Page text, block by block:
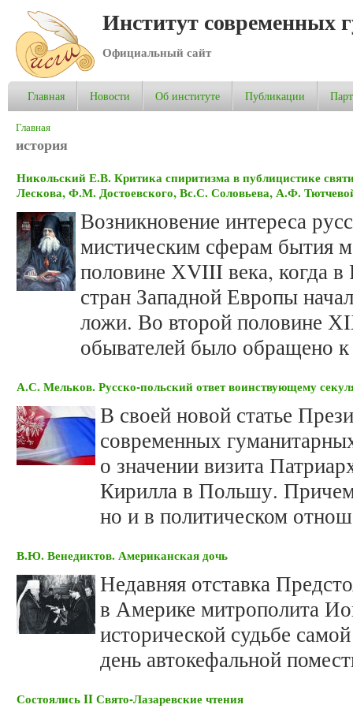
Институт современных
Официальный сайт
Главная Новости Об институте Публикации
Вы здесь
Главная
история
Никольский Е.В. Критика спиритизма в публицистике
Лескова, Ф.М. Достоевского, Вс.С. Соловьева, А.Ф.
Возникновение интереса
мистическим сферам бытия
половине ХVIII века, когда
стран Западной Европы
ложи. Во второй половине
обывателей было обращено
А.С. Мельков. Русско-польский ответ воинствующему
В своей новой статье
современных
о значении визита
Кирилла в Польшу.
но и в политическом
В.Ю. Венедиктов. Американская дочь
Недавняя отставка
в Америке митрополита
исторической судьбе
день автокефальной
Состоялись II Свято-Лазаревские чтения